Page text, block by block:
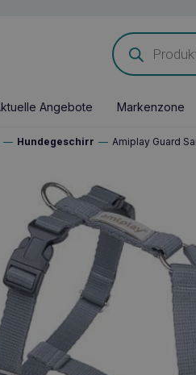
Products
search
Angebote Markenzone
— Hundegeschirr — Amiplay Guard